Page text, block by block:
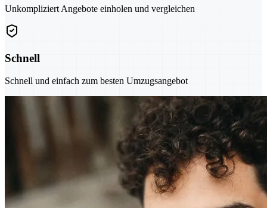
Unkompliziert Angebote einholen und vergleichen
Schnell
Schnell und einfach zum besten Umzugsangebot